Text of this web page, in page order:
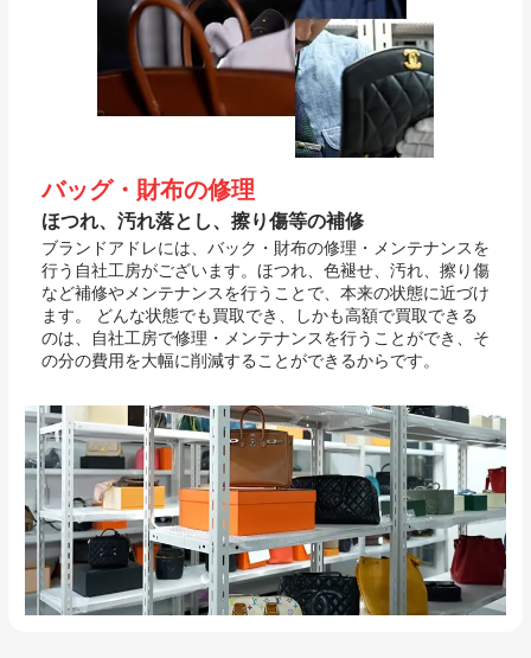
バッグ・財布の修理
ほつれ、汚れ落とし、擦り傷等の補修
ブランドアドレには、バック・財布の修理・メンテナンスを
行う自社工房がございます。ほつれ、色褪せ、汚れ、擦り傷
など補修やメンテナンスを行うことで、本来の状態に近づけ
ます。 どんな状態でも買取でき、しかも高額で買取できる
のは、自社工房で修理・メンテナンスを行うことができ、そ
の分の費用を大幅に削減することができるからです。